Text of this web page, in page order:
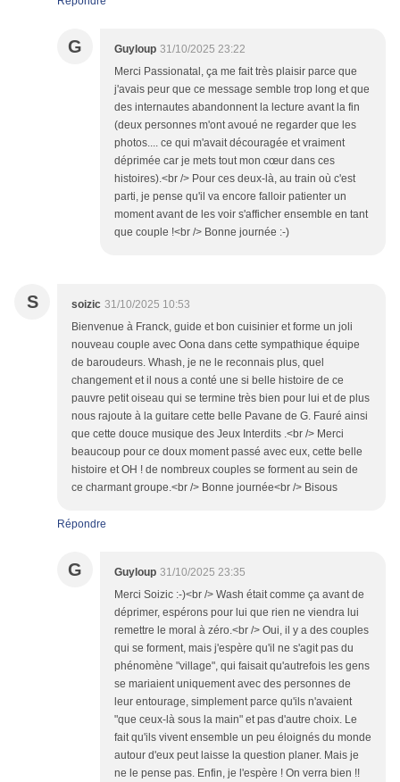
G Guyloup 31/10/2025 23:22
Merci Passionatal, ça me fait très plaisir parce que
j'avais peur que ce message semble trop long et que
des internautes abandonnent la lecture avant la fin
(deux personnes m'ont avoué ne regarder que les
photos.... ce qui m'avait découragée et vraiment
déprimée car je mets tout mon cœur dans ces
histoires).<br /> Pour ces deux-là, au train où c'est
parti, je pense qu'il va encore falloir patienter un
moment avant de les voir s'afficher ensemble en tant
que couple !<br /> Bonne journée :-)
S soizic 31/10/2025 10:53
Bienvenue à Franck, guide et bon cuisinier et forme un joli
nouveau couple avec Oona dans cette sympathique équipe
de baroudeurs. Whash, je ne le reconnais plus, quel
changement et il nous a conté une si belle histoire de ce
pauvre petit oiseau qui se termine très bien pour lui et de plus
nous rajoute à la guitare cette belle Pavane de G. Fauré ainsi
que cette douce musique des Jeux Interdits .<br /> Merci
beaucoup pour ce doux moment passé avec eux, cette belle
histoire et OH ! de nombreux couples se forment au sein de
ce charmant groupe.<br /> Bonne journée<br /> Bisous
Répondre
G Guyloup 31/10/2025 23:35
Merci Soizic :-)<br /> Wash était comme ça avant de
déprimer, espérons pour lui que rien ne viendra lui
remettre le moral à zéro.<br /> Oui, il y a des couples
qui se forment, mais j'espère qu'il ne s'agit pas du
phénomène "village", qui faisait qu'autrefois les gens
se mariaient uniquement avec des personnes de
leur entourage, simplement parce qu'ils n'avaient
"que ceux-là sous la main" et pas d'autre choix. Le
fait qu'ils vivent ensemble un peu éloignés du monde
autour d'eux peut laisse la question planer. Mais je
ne le pense pas. Enfin, je l'espère ! On verra bien !!